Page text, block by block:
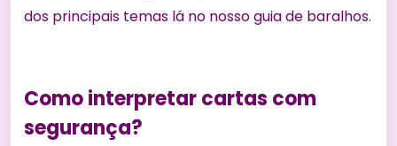
dos principais temas lá no nossoguia de baralhos.
Como interpretar cartas com
segurança?